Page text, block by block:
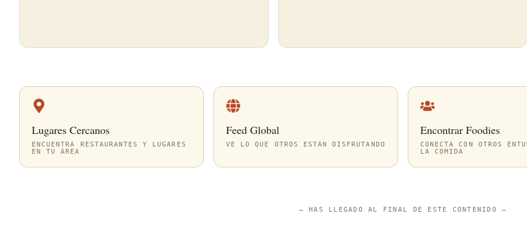
Lugares Cercanos
ENCUENTRA RESTAURANTES Y LUGARES
EN TU ÁREA
Feed Global
VE LO QUE OTROS ESTÁN DISFRUTANDO
Encontrar Foodies
CONECTA CON OTROS
LA COMIDA
—HAS LLEGADO AL FINAL DE ESTE CONTENIDO —